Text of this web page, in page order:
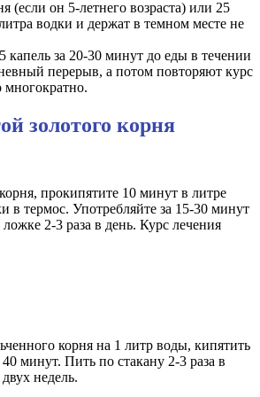
(если он 5-летнего возраста) или 25
водки и держат в темном месте не
капель за 20-30 минут до еды в течении
перерыв, а потом повторяют курс
золотого корня
прокипятите 10 минут в литре
в термос. Употребляйте за 15-30 минут
2-3 раза в день. Курс лечения
корня на 1 литр воды, кипятить
минут. Пить по стакану 2-3 раза в
недель.